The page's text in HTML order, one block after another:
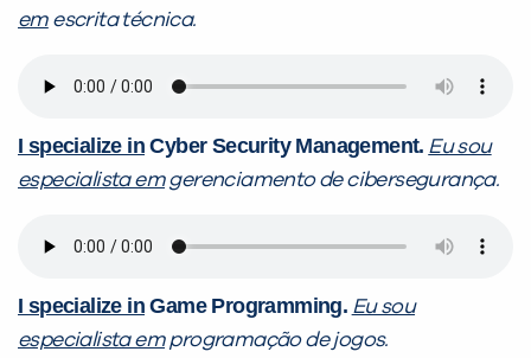
emescrita técnica.
I specialize in Cyber Security Management. Eu sou
especialista emgerenciamento de cibersegurança.
I specialize in Game Programming. Eu sou
especialista emprogramação de jogos.